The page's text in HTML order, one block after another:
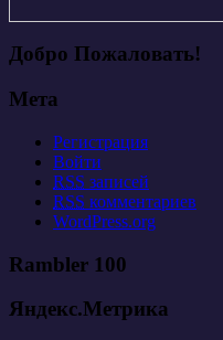
Добро Пожаловать!
Мета
Регистрация
Войти
RSS записей
RSS комментариев
WordPress.org
Rambler 100
Яндекс.Метрика